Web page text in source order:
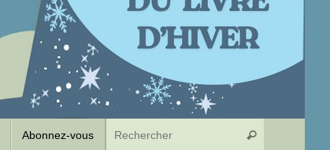
Abonnez-vous Rechercher